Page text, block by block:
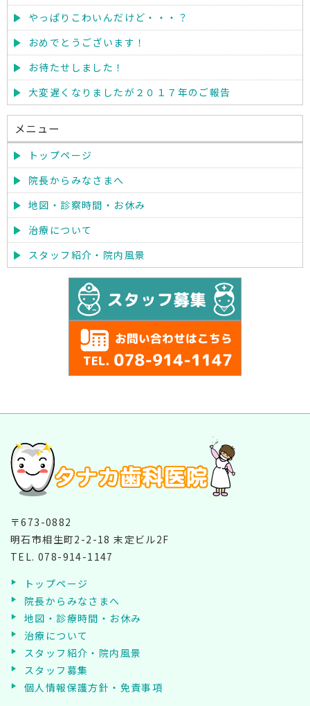
やっぱりこわいんだけど・・・？
おめでとうございます！
お待たせしました！
大変遅くなりましたが２０１７年のご報告
メニュー
トップページ
院長からみなさまへ
地図・診察時間・お休み
治療について
スタッフ紹介・院内風景
〒673-0882
明石市相生町2-2-18 末定ビル2F
TEL. 078-914-1147
トップページ
院長からみなさまへ
地図・診療時間・お休み
治療について
スタッフ紹介・院内風景
スタッフ募集
個人情報保護方針・免責事項